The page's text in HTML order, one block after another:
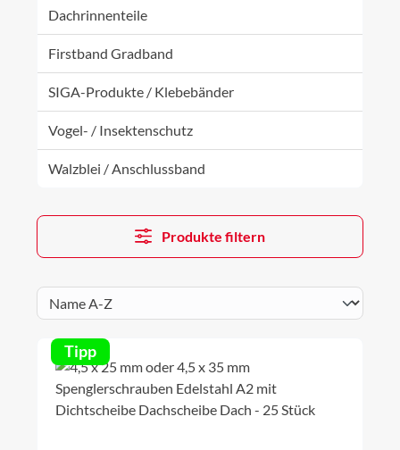
Dachrinnenteile
Firstband Gradband
SIGA-Produkte / Klebebänder
Vogel- / Insektenschutz
Walzblei / Anschlussband
Produkte filtern
Tipp